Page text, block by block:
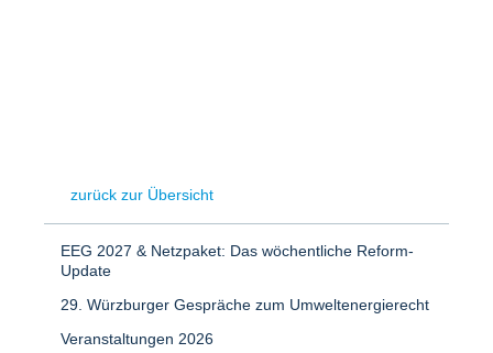
zurück zur Übersicht
EEG 2027 & Netzpaket: Das wöchentliche Reform-
Update
29. Würzburger Gespräche zum Umweltenergierecht
Veranstaltungen 2026